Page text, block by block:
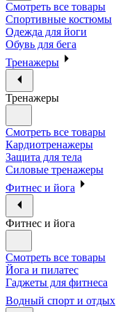
Смотреть все товары
Спортивные костюмы
Одежда для йоги
Обувь для бега
Тренажеры
Тренажеры
Смотреть все товары
Кардиотренажеры
Защита для тела
Силовые тренажеры
Фитнес и йога
Фитнес и йога
Смотреть все товары
Йога и пилатес
Гаджеты для фитнеса
Водный спорт и отдых